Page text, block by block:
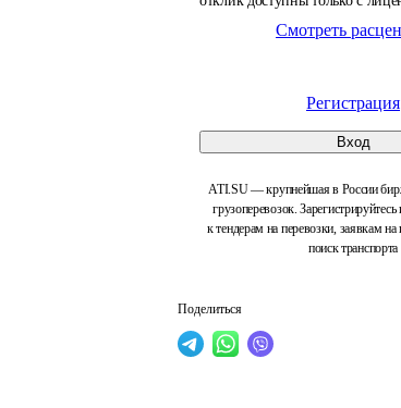
Смотреть
Регистрация
Вход
ATI.SU — крупнейшая в России
грузоперевозок.
к тендерам на перевозки, заявкам на
поиск транспорта
Поделиться